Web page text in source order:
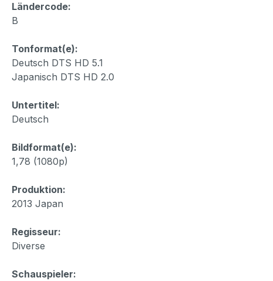
Ländercode:
B
Tonformat(e):
Deutsch DTS HD 5.1
Japanisch DTS HD 2.0
Untertitel:
Deutsch
Bildformat(e):
1,78 (1080p)
Produktion:
2013 Japan
Regisseur:
Diverse
Schauspieler: